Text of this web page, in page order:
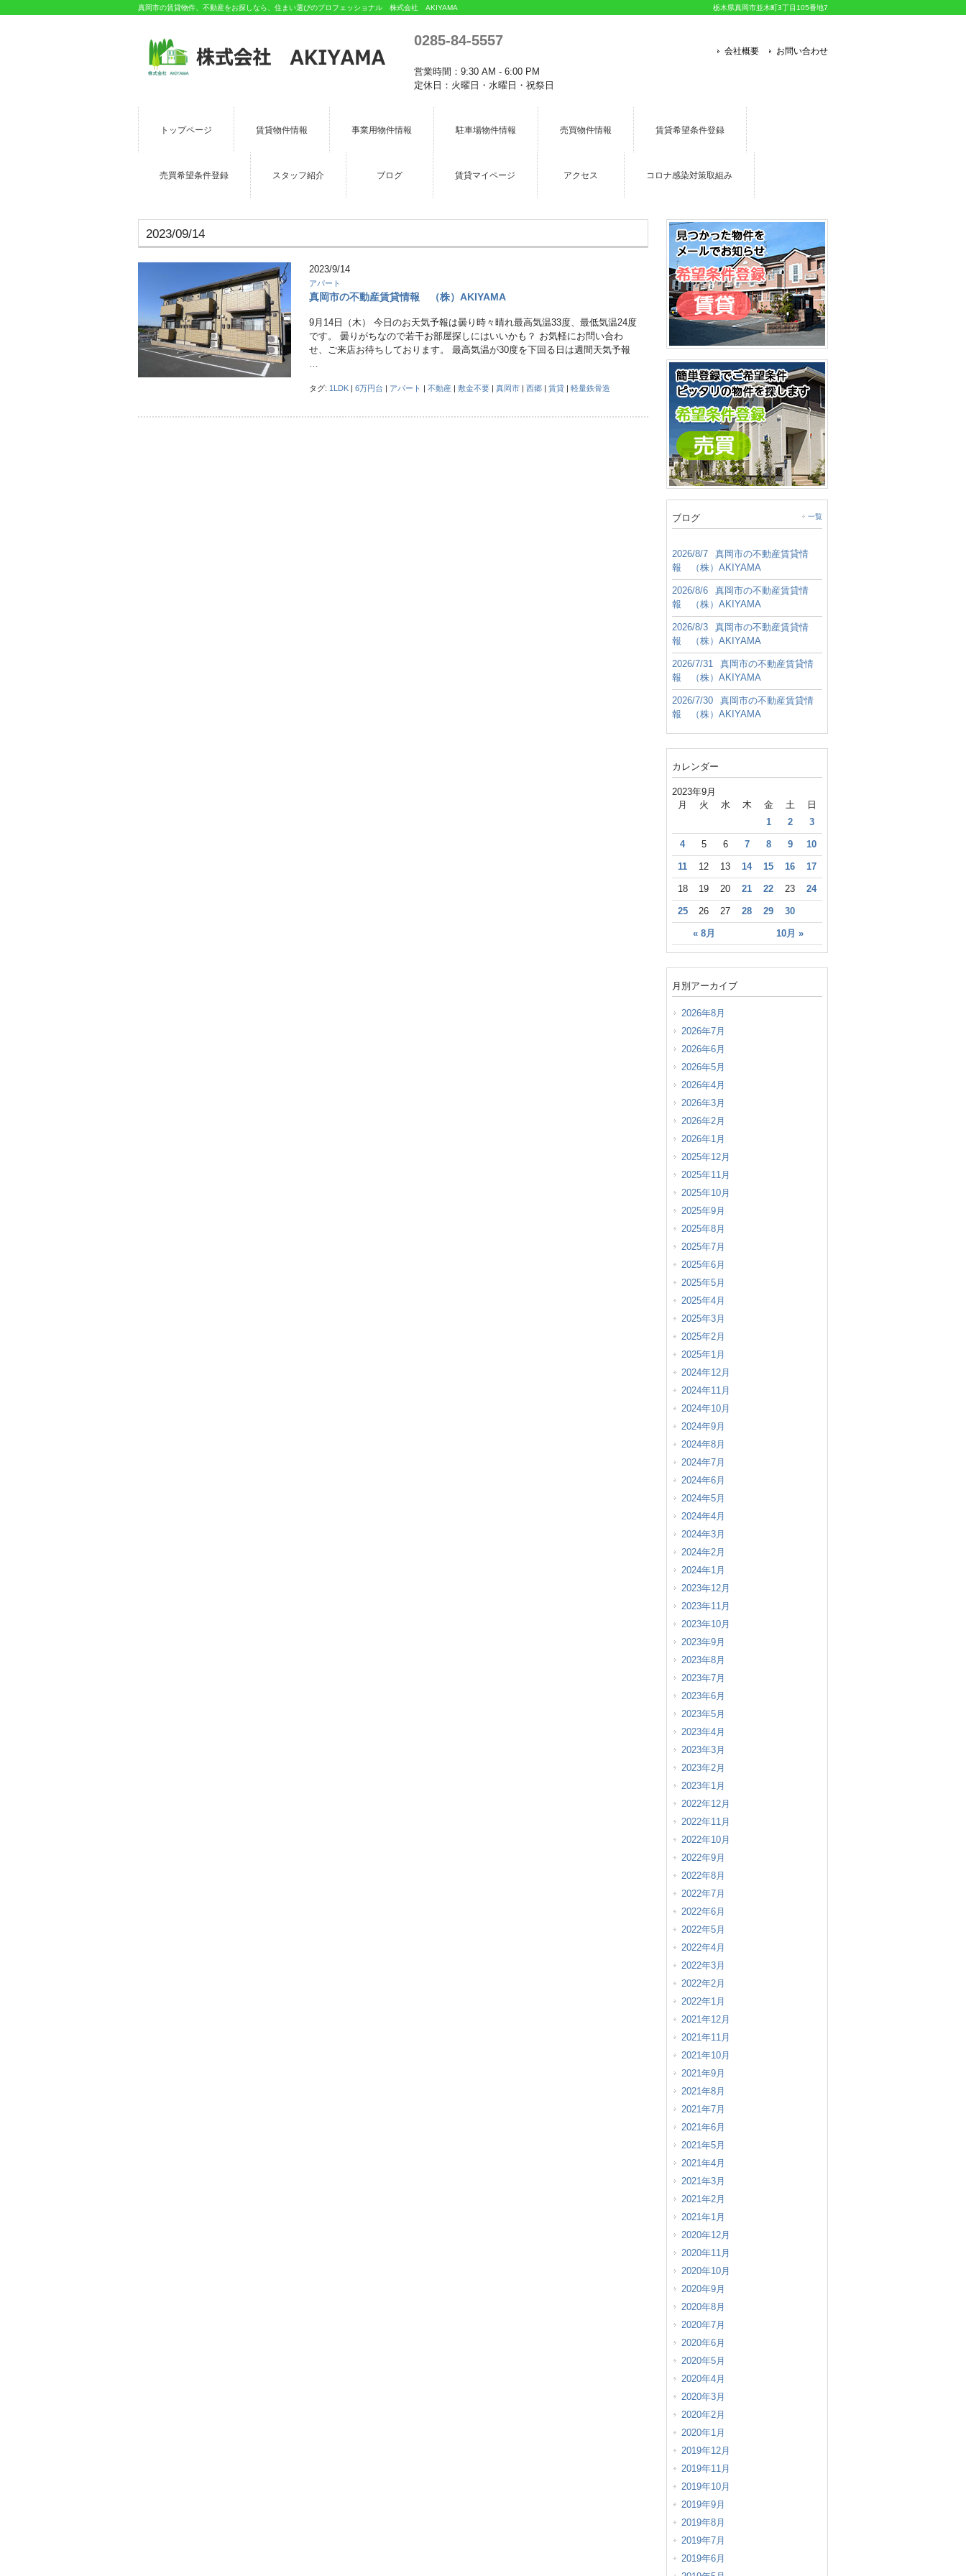
真岡市の賃貸物件、不動産をお探しなら、住まい選びのプロフェッショナル 株式会社 AKIYAMA 栃木県真岡市並木町3丁目105番地7
0285-84-5557
営業時間：9:30 AM - 6:00 PM
定休日：火曜日・水曜日・祝祭日
会社概要 お問い合わせ
トップページ 賃貸物件情報 事業用物件情報 駐車場物件情報 売買物件情報 賃貸希望条件登録
売買希望条件登録 スタッフ紹介 ブログ 賃貸マイページ アクセス コロナ感染対策取組み
2023/09/14
2023/9/14
アパート
真岡市の不動産賃貸情報 （株）AKIYAMA
9月14日（木） 今日のお天気予報は曇り時々晴れ最高気温33度、最低気温24度
です。 曇りがちなので若干お部屋探しにはいいかも？ お気軽にお問い合わ
せ、ご来店お待ちしております。 最高気温が30度を下回る日は週間天気予報
…
タグ: 1LDK |6万円台 | アパート |不動産 |敷金不要 |真岡市 |西郷 |賃貸 |軽量鉄骨造
ブログ 一覧
2026/8/7
真岡市の不動産賃貸情
報 （株）AKIYAMA
2026/8/6
真岡市の不動産賃貸情
報 （株）AKIYAMA
2026/8/3
真岡市の不動産賃貸情
報 （株）AKIYAMA
2026/7/31
真岡市の不動産賃貸情
報 （株）AKIYAMA
2026/7/30
真岡市の不動産賃貸情
報 （株）AKIYAMA
カレンダー
2023年9月
月 火 水 木 金 土 日
« 8月 10月 »
1 2 3
4 5 6 7 8 9 10
11 12 13 14 15 16 17
18 19 20 21 22 23 24
25 26 27 28 29 30
月別アーカイブ
2026年8月
2026年7月
2026年6月
2026年5月
2026年4月
2026年3月
2026年2月
2026年1月
2025年12月
2025年11月
2025年10月
2025年9月
2025年8月
2025年7月
2025年6月
2025年5月
2025年4月
2025年3月
2025年2月
2025年1月
2024年12月
2024年11月
2024年10月
2024年9月
2024年8月
2024年7月
2024年6月
2024年5月
2024年4月
2024年3月
2024年2月
2024年1月
2023年12月
2023年11月
2023年10月
2023年9月
2023年8月
2023年7月
2023年6月
2023年5月
2023年4月
2023年3月
2023年2月
2023年1月
2022年12月
2022年11月
2022年10月
2022年9月
2022年8月
2022年7月
2022年6月
2022年5月
2022年4月
2022年3月
2022年2月
2022年1月
2021年12月
2021年11月
2021年10月
2021年9月
2021年8月
2021年7月
2021年6月
2021年5月
2021年4月
2021年3月
2021年2月
2021年1月
2020年12月
2020年11月
2020年10月
2020年9月
2020年8月
2020年7月
2020年6月
2020年5月
2020年4月
2020年3月
2020年2月
2020年1月
2019年12月
2019年11月
2019年10月
2019年9月
2019年8月
2019年7月
2019年6月